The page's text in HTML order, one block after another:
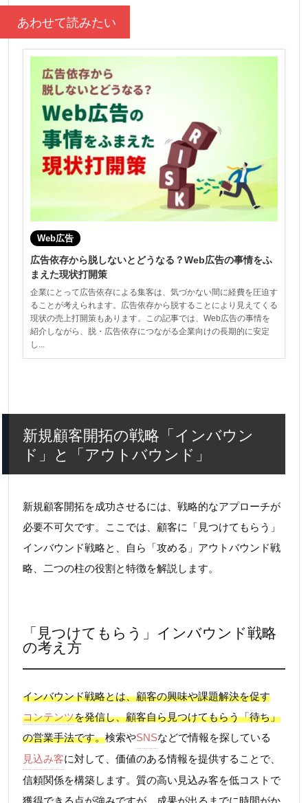
あわせて読みたい
Web広告
広告依存から脱しないとどうなる？Web広告の事情をふ
まえた現状打開策
企業にとって広告依存による集客は、気づかない間に経費を圧迫す
ることが考えられます。広告依存から脱することにより見えてくる
現状の売上打開策もあります。この記事では、Web広告の事情を
紹介しながら、脱・広告依存につながる企業向けの長期的に安定
し...
新規顧客開拓の戦略「インバウン
ド」と「アウトバウンド」
新規顧客開拓を成功させるには、戦略的なアプローチが
必要不可欠です。ここでは、顧客に「見つけてもらう」
インバウンド戦略と、自ら「攻める」アウトバウンド戦
略、二つの柱の役割と特徴を解説します。
「見つけてもらう」インバウンド戦略
の考え方
インバウンド戦略とは、顧客の興味や課題解決を促す
コンテンツを発信し、顧客自ら見つけてもらう「待ち」
の営業手法です。検索やSNSなどで情報を探している
見込み客に対して、価値のある情報を提供することで、
信頼関係を構築します。質の高い見込み客を低コストで
獲得できる点が強みですが、成果が出るまでに時間がか